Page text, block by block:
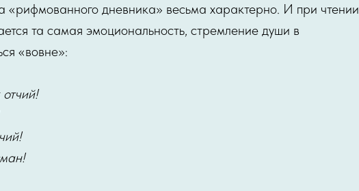
дневника» весьма характерно. И при чтении
та самая эмоциональность, стремление души в
«вовне»: